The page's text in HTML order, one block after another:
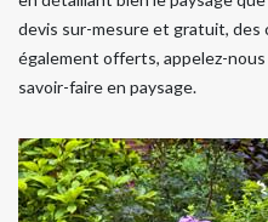
devis sur-mesure et gratuit, des
également offerts, appelez-
savoir-faire en paysage.